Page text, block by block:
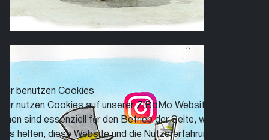
Wir benutzen Cookies
Wir nutzen Cookies auf unserer ZiBoMo Website. Einige von
ihnen sind essenziell für den Betrieb der Seite, während andere
uns helfen, diese Website und die Nutzererfahrung zu